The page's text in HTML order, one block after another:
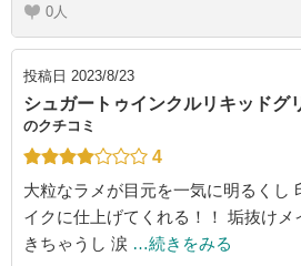
0
投稿日 2023/8/23
シュガートゥインクルリキッドグ
のクチコミ
4
大粒なラメが目元を一気に明るくし
イクに仕上げてくれる！！ 垢抜けメ
きちゃうし 涙 …続きをみる